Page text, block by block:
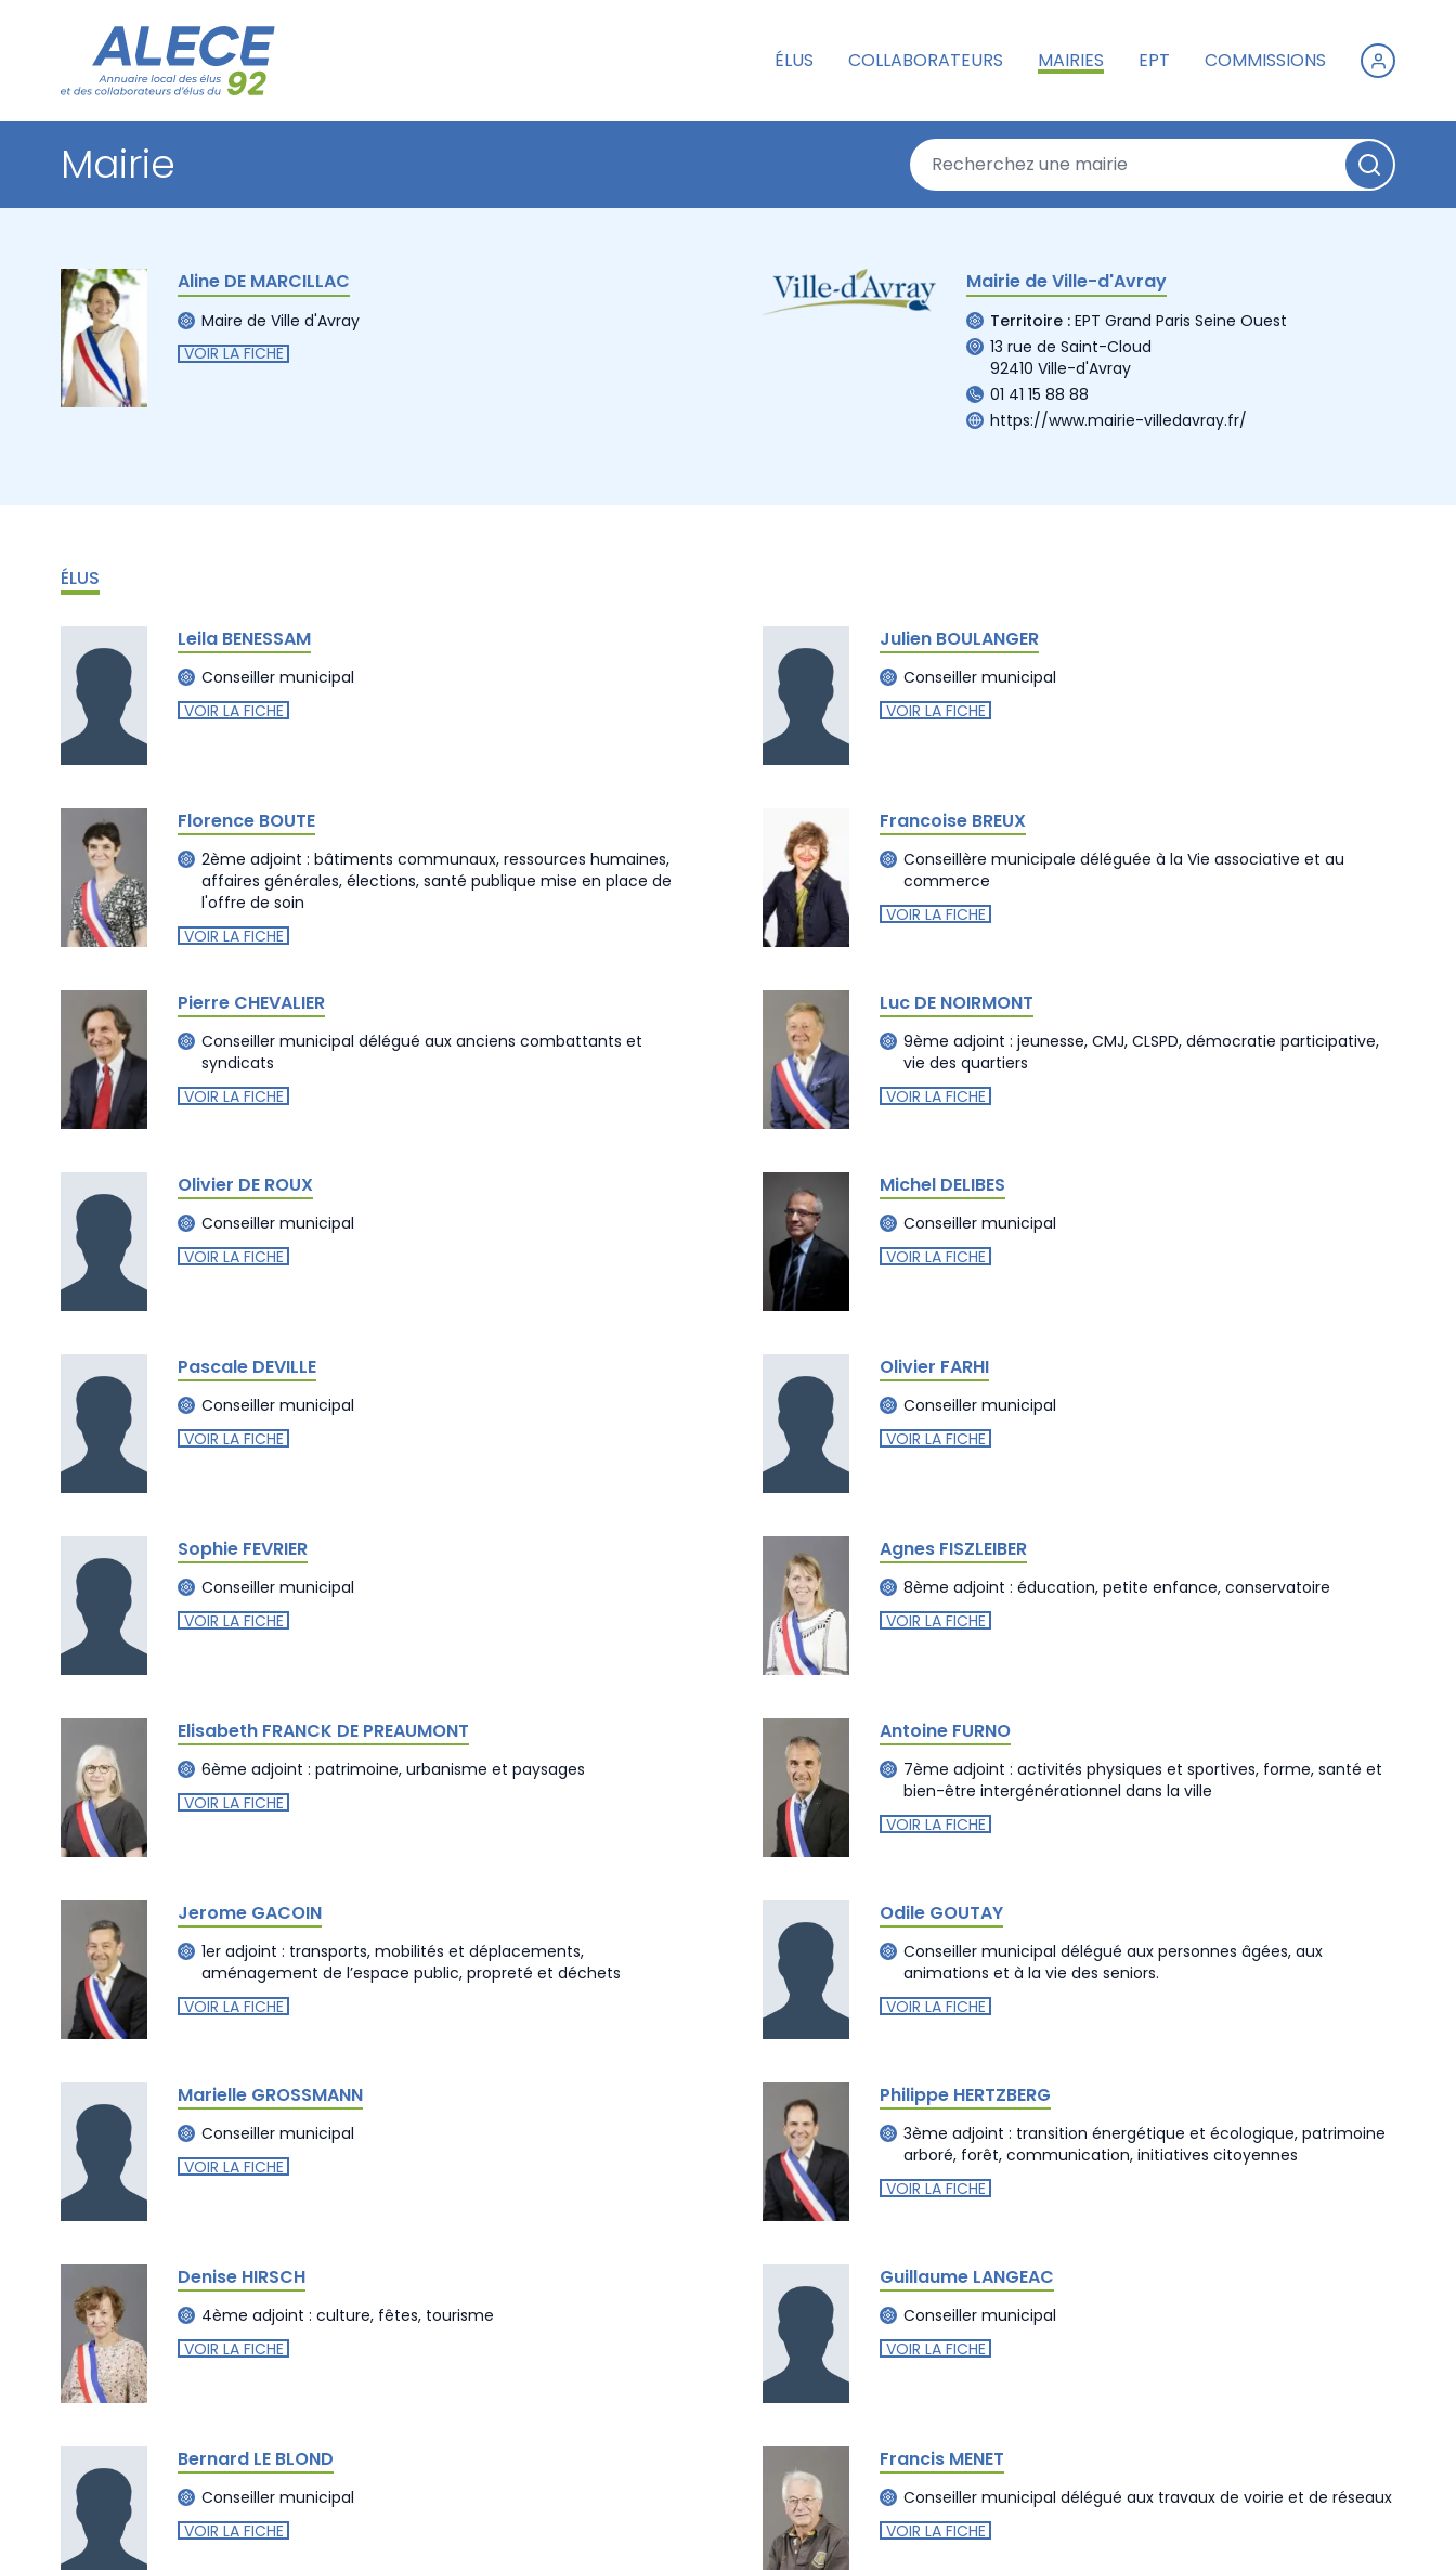
ÉLUS COLLABORATEURS MAIRIES EPT COMMISSIONS
Mairie
Aline DE MARCILLAC
Maire de Ville d'Avray
VOIR LA FICHE
Mairie de Ville-d'Avray
Territoire : EPT Grand Paris Seine Ouest
13 rue de Saint-Cloud
92410 Ville-d'Avray
01 41 15 88 88
https://www.mairie-villedavray.fr/
ÉLUS
Leila BENESSAM
Conseiller municipal
VOIR LA FICHE
Julien BOULANGER
Conseiller municipal
VOIR LA FICHE
Florence BOUTE
2ème adjoint : bâtiments communaux, ressources humaines,
affaires générales, élections, santé publique mise en place de
l'offre de soin
VOIR LA FICHE
Francoise BREUX
Conseillère municipale déléguée à la Vie associative et au
commerce
VOIR LA FICHE
Pierre CHEVALIER
Conseiller municipal délégué aux anciens combattants et
syndicats
VOIR LA FICHE
Luc DE NOIRMONT
9ème adjoint : jeunesse, CMJ, CLSPD, démocratie participative,
vie des quartiers
VOIR LA FICHE
Olivier DE ROUX
Conseiller municipal
VOIR LA FICHE
Michel DELIBES
Conseiller municipal
VOIR LA FICHE
Pascale DEVILLE
Conseiller municipal
VOIR LA FICHE
Olivier FARHI
Conseiller municipal
VOIR LA FICHE
Sophie FEVRIER
Conseiller municipal
VOIR LA FICHE
Agnes FISZLEIBER
8ème adjoint : éducation, petite enfance, conservatoire
VOIR LA FICHE
Elisabeth FRANCK DE PREAUMONT
6ème adjoint : patrimoine, urbanisme et paysages
VOIR LA FICHE
Antoine FURNO
7ème adjoint : activités physiques et sportives, forme, santé et
bien-être intergénérationnel dans la ville
VOIR LA FICHE
Jerome GACOIN
1er adjoint : transports, mobilités et déplacements,
aménagement de l’espace public, propreté et déchets
VOIR LA FICHE
Odile GOUTAY
Conseiller municipal délégué aux personnes âgées, aux
animations et à la vie des seniors.
VOIR LA FICHE
Marielle GROSSMANN
Conseiller municipal
VOIR LA FICHE
Philippe HERTZBERG
3ème adjoint : transition énergétique et écologique, patrimoine
arboré, forêt, communication, initiatives citoyennes
VOIR LA FICHE
Denise HIRSCH
4ème adjoint : culture, fêtes, tourisme
VOIR LA FICHE
Guillaume LANGEAC
Conseiller municipal
VOIR LA FICHE
Bernard LE BLOND
Conseiller municipal
VOIR LA FICHE
Francis MENET
Conseiller municipal délégué aux travaux de voirie et de réseaux
VOIR LA FICHE